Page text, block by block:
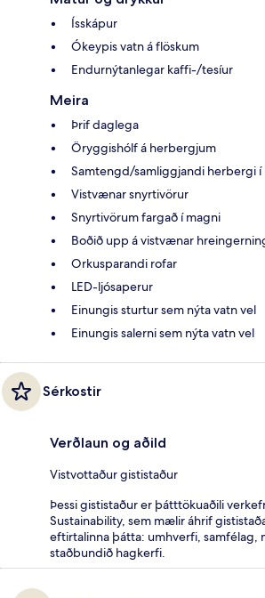
Ísskápur
Ókeypis vatn á flöskum
Endurnýtanlegar kaffi-/tesíur
Meira
Þrif daglega
Öryggishólf á herbergjum
Samtengd/samliggjandi herbergi í
Vistvænar snyrtivörur
Snyrtivörum fargað í magni
Boðið upp á vistvænar
Orkusparandi rofar
LED-ljósaperur
Einungis sturtur sem nýta vatn vel
Einungis salerni sem nýta vatn vel
Sérkostir
Verðlaun og aðild
Vistvottaður gististaður
Þessi gististaður er þátttökuaðili
Sustainability, sem mælir áhrif
eftirtalinna þátta: umhverfi, samfélag,
staðbundið hagkerfi.